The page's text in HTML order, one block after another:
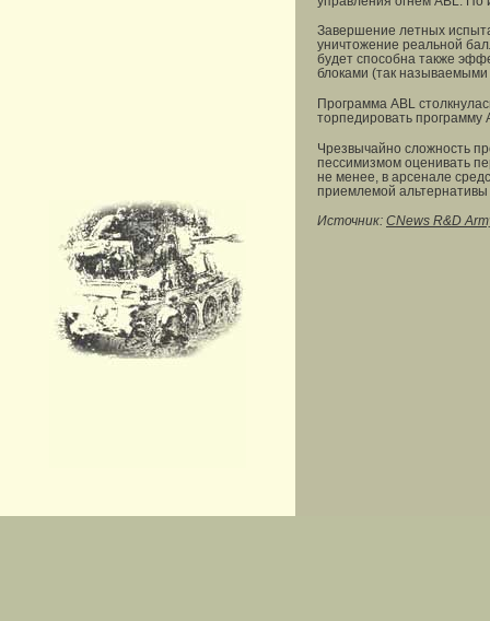
Завершение летных
уничтожение реальной
будет способна также
блоками (так называемыми
Программа ABL
торпедировать программу
Чрезвычайно сложность
пессимизмом оценивать
не менее, в арсенале
приемлемой
Источник: CNews R&D